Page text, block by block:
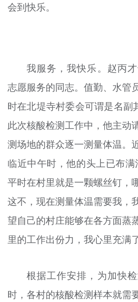
会到快乐。
我服务，我快乐。赵丙
志愿服务的同志。值勤、水管
时在北堤寺村委会可谓是名副
此次核酸检测工作中，他主动
测场地的群众逐一测量体温。
临近中午时，他的头上已布
平时在村里就是一颗螺丝钉，
这不，现在测量体温需要我，
望自己的村庄能够在各方面蒸
里的工作出份力，我心里充满
根据工作安排，为加快
时，各村的核酸检测样本就需